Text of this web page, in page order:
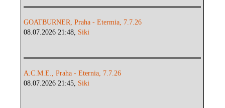
GOATBURNER, Praha - Etermia, 7.7.26
08.07.2026 21:48, Siki
A.C.M.E., Praha - Eternia, 7.7.26
08.07.2026 21:45, Siki